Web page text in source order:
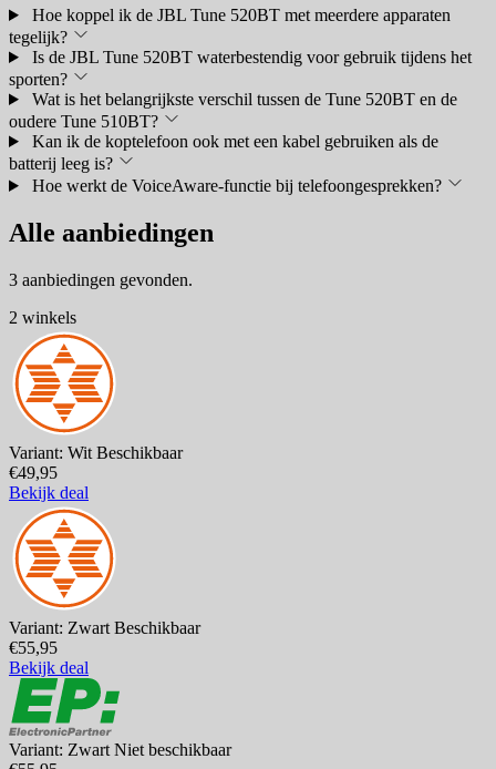
Hoe koppel ik de JBL Tune 520BT met meerdere apparaten
tegelijk?
Is de JBL Tune 520BT waterbestendig voor gebruik tijdens het
sporten?
Wat is het belangrijkste verschil tussen de Tune 520BT en de
oudere Tune 510BT?
Kan ik de koptelefoon ook met een kabel gebruiken als de
batterij leeg is?
Hoe werkt de VoiceAware-functie bij telefoongesprekken?
Alle aanbiedingen
3 aanbiedingen gevonden.
2 winkels
Variant: Wit Beschikbaar
€49,95
Bekijk deal
Variant: Zwart Beschikbaar
€55,95
Bekijk deal
Variant: Zwart Niet beschikbaar